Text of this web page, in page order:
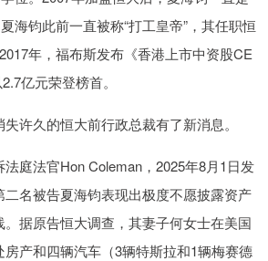
海钧此前一直被称“打工皇帝”，其任职恒
年，福布斯发布《香港上市中资股CE
亿元荣登榜首。
久的恒大前行政总裁有了新消息。
庭法官Hon Coleman，2025年8月1日发
名被告夏海钧表现出极度不愿披露资产
据原告恒大调查，其妻子何女士在美国
产和四辆汽车（3辆特斯拉和1辆梅赛德